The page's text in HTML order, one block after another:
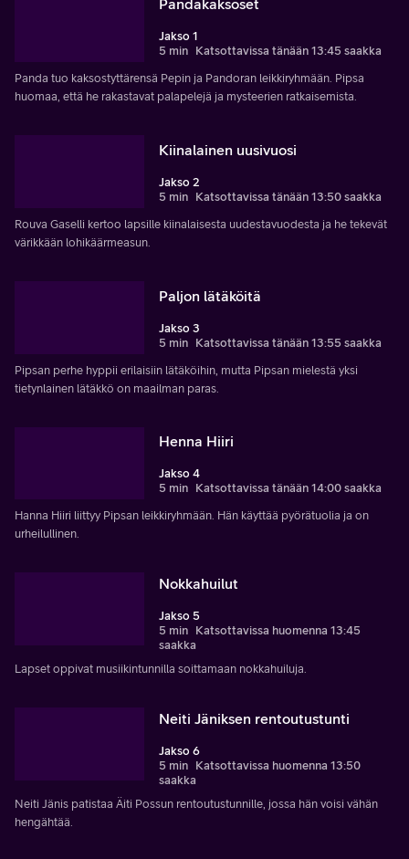
Pandakaksoset
Jakso 1
5 min Katsottavissa tänään 13:45 saakka
Panda tuo kaksostyttärensä Pepin ja Pandoran leikkiryhmään. Pipsa
huomaa, että he rakastavat palapelejä ja mysteerien ratkaisemista.
Kiinalainen uusivuosi
Jakso 2
5 min Katsottavissa tänään 13:50 saakka
Rouva Gaselli kertoo lapsille kiinalaisesta uudestavuodesta ja he tekevät
värikkään lohikäärmeasun.
Paljon lätäköitä
Jakso 3
5 min Katsottavissa tänään 13:55 saakka
Pipsan perhe hyppii erilaisiin lätäköihin, mutta Pipsan mielestä yksi
tietynlainen lätäkkö on maailman paras.
Henna Hiiri
Jakso 4
5 min Katsottavissa tänään 14:00 saakka
Hanna Hiiri liittyy Pipsan leikkiryhmään. Hän käyttää pyörätuolia ja on
urheilullinen.
Nokkahuilut
Jakso 5
5 min Katsottavissa huomenna 13:45
saakka
Lapset oppivat musiikintunnilla soittamaan nokkahuiluja.
Neiti Jäniksen rentoutustunti
Jakso 6
5 min Katsottavissa huomenna 13:50
saakka
Neiti Jänis patistaa Äiti Possun rentoutustunnille, jossa hän voisi vähän
hengähtää.